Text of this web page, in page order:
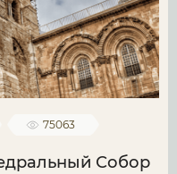
75063
Собор